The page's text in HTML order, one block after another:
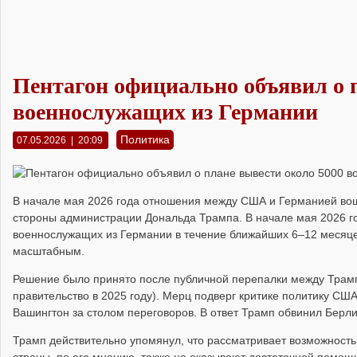
Пентагон официально объявил о
военнослужащих из Германии
07.05.2026 | 20:09 Политика
В начале мая 2026 года отношения между США и Германией
стороны администрации Дональда Трампа. В начале мая 2026
военнослужащих из Германии в течение ближайших 6–12
масштабным.
Решение было принято после публичной перепалки между
правительство в 2025 году). Мерц подверг критике политику
Вашингтон за столом переговоров. В ответ Трамп обвинил
Трамп действительно упомянул , что рассматривает